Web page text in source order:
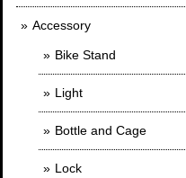
Accessory
Bike Stand
Light
Bottle and Cage
Lock